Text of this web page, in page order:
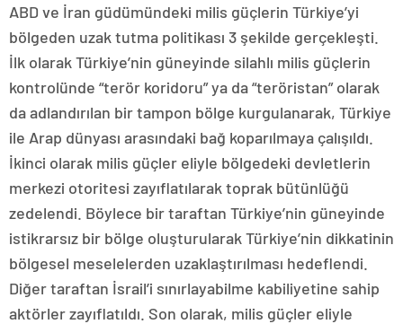
ABD ve İran güdümündeki milis güçlerin Türkiye’yi
bölgeden uzak tutma politikası 3 şekilde gerçekleşti.
İlk olarak Türkiye’nin güneyinde silahlı milis güçlerin
kontrolünde “terör koridoru” ya da “teröristan” olarak
da adlandırılan bir tampon bölge kurgulanarak, Türkiye
ile Arap dünyası arasındaki bağ koparılmaya çalışıldı.
İkinci olarak milis güçler eliyle bölgedeki devletlerin
merkezi otoritesi zayıflatılarak toprak bütünlüğü
zedelendi. Böylece bir taraftan Türkiye’nin güneyinde
istikrarsız bir bölge oluşturularak Türkiye’nin dikkatinin
bölgesel meselelerden uzaklaştırılması hedeflendi.
Diğer taraftan İsrail’i sınırlayabilme kabiliyetine sahip
aktörler zayıflatıldı. Son olarak, milis güçler eliyle